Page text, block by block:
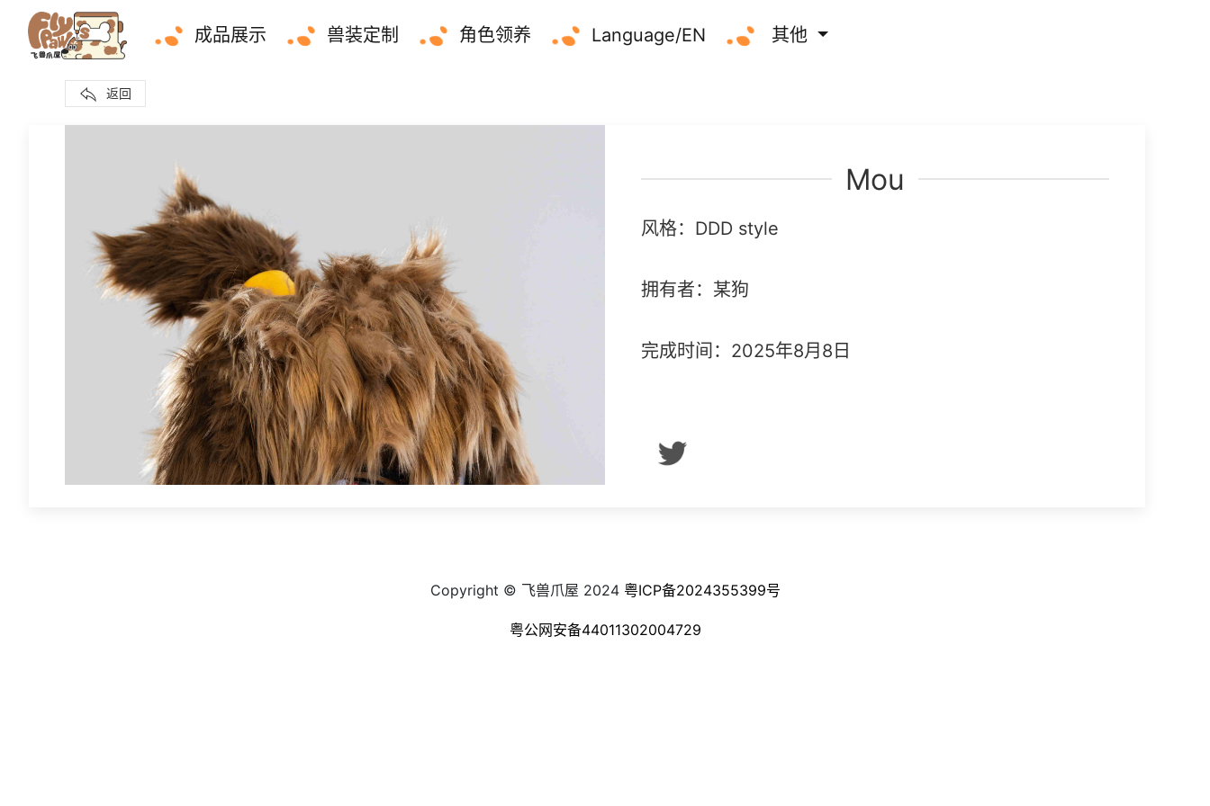
成品展示 兽装定制 角色领养 Language/EN 其他
返回
Mou
风格：DDD style
拥有者：某狗
完成时间：2025年8月8日
Copyright © 飞兽爪屋 2024 粤ICP备2024355399号
粤公网安备44011302004729